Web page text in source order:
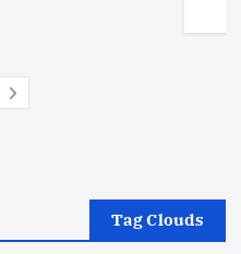
Tag Clouds